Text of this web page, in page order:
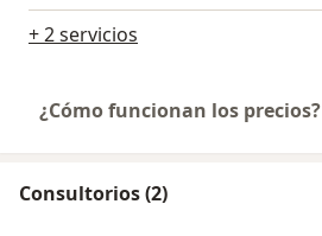
+ 2 servicios
¿Cómo funcionan los precios?
Consultorios (2)